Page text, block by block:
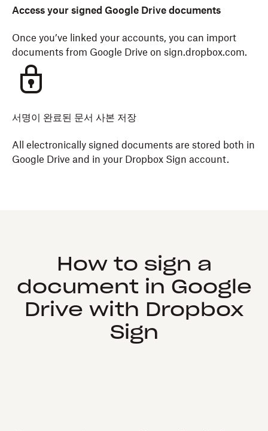
Access your signed Google Drive documents
Once you’ve linked your accounts, you can import
documents from Google Drive on sign.dropbox.com.
서명이 완료된 문서 사본 저장
All electronically signed documents are stored both in
Google Drive and in your Dropbox Sign account.
How to sign a
document in Google
Drive with Dropbox
Sign